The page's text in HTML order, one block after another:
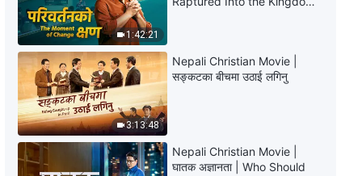
3:50
स्वीकार्ने मानिस बन
5:27
Nepali Christian Song | मानिसका
लागि परमेश्‍वरको प्रेम
Nepali Christian Song | मानवको
1:42:21
3:13:48
Nepali Christian Movie |
सङ्कटका बीचमा उठाई लगिनु
Nepali Christian Movie |
घातक अज्ञानता | Who Should